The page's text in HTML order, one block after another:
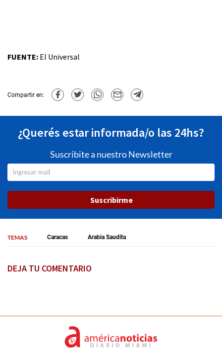
FUENTE: El Universal
Compartir en:
¿Querés estar informada/o las 24hs?
Suscribite a nuestro Newsletter
Suscribirme
TEMAS Caracas Arabia Saudita
DEJA TU COMENTARIO